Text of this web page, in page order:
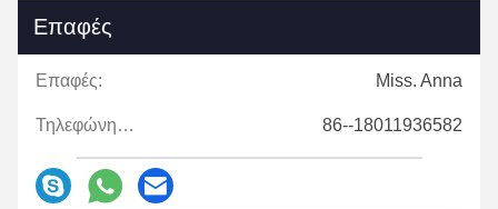
Επαφές
Επαφές: Miss. Anna
Τηλεφώνημα: 86--18011936582